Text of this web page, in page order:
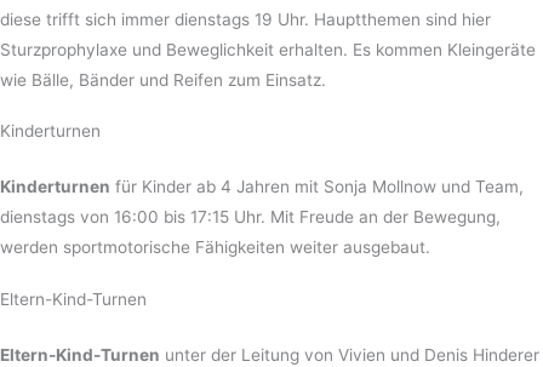
diese trifft sich immer dienstags 19 Uhr. Hauptthemen sind hier
Sturzprophylaxe und Beweglichkeit erhalten. Es kommen Kleingeräte
wie Bälle, Bänder und Reifen zum Einsatz.
Kinderturnen
Kinderturnen für Kinder ab 4 Jahren mit Sonja Mollnow und Team,
dienstags von 16:00 bis 17:15 Uhr. Mit Freude an der Bewegung,
werden sportmotorische Fähigkeiten weiter ausgebaut.
Eltern-Kind-Turnen
Eltern-Kind-Turnen unter der Leitung von Vivien und Denis Hinderer